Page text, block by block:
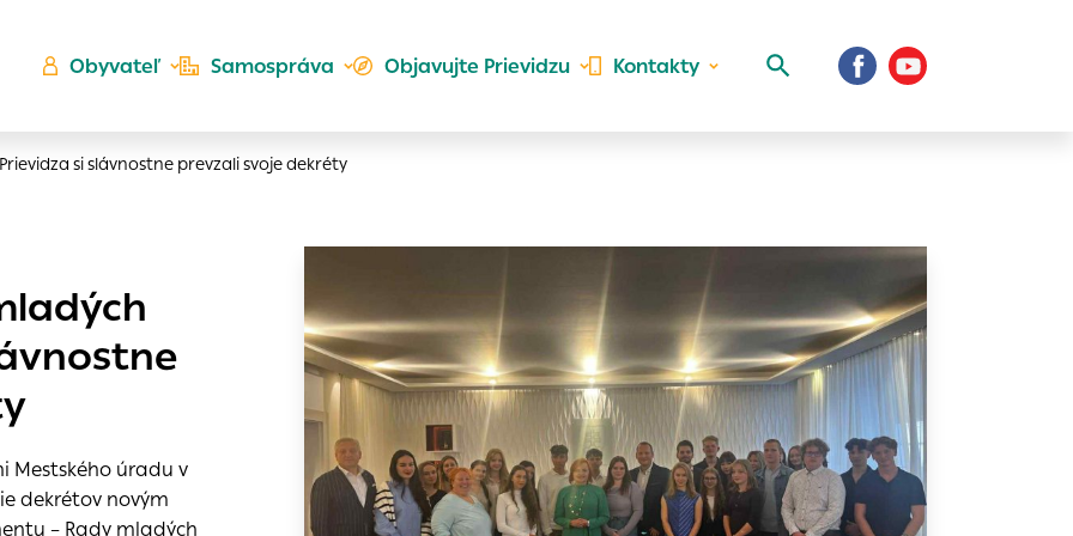
Obyvateľ Samospráva Objavujte Prievidzu Kontakty
si slávnostne prevzali svoje dekréty
Mestského úradu v
dekrétov novým
– Rady mladých
ktorých webové stránky môžu ukladať informácie o vašej aktivite a
napríklad k tomu, aby si webový prehliadač zapamätoval Vaše prihlásenie
v tomto okne.